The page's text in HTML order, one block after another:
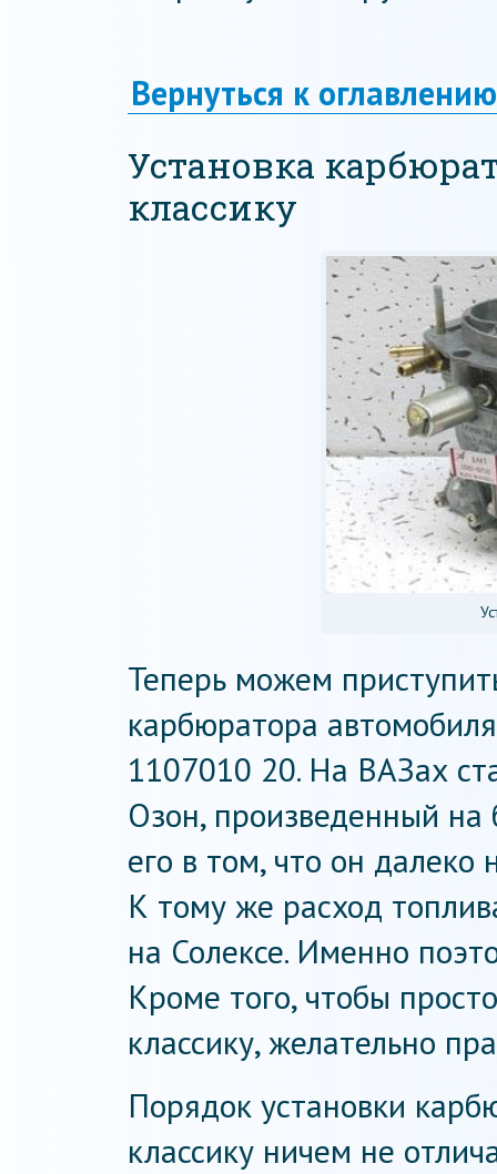
Вернуться к оглавлению
Установка
классику
Теперь можем
карбюратора
1107010 20. На ВАЗах
Озон, произведенный
его в том, что он далеко
К тому же расход
на Солексе. Именно
Кроме того, чтобы
классику, желательно
Порядок установки
классику ничем не